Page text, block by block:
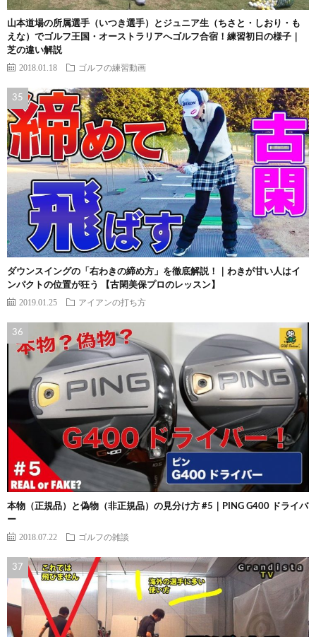
山本道場の所属選手（いつき選手）とジュニア生（ちさと・しおり・も
えな）でゴルフ王国・オーストラリアへゴルフ合宿！練習初日の様子｜
芝の違い解説
2018.01.18 ゴルフの練習動画
ダウンスイングの「右わきの締め方」を徹底解説！｜わきが甘い人はイ
ンパクトの位置が狂う 【古閑美保プロのレッスン】
2019.01.25 アイアンの打ち方
本物（正規品）と偽物（非正規品）の見分け方 #5｜PING G400 ドライバ
ー
2018.07.22 ゴルフの雑談